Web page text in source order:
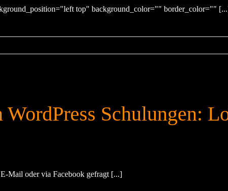
top" background_color="" border_color=""
WordPress Schulungen:
Mail oder via Facebook gefragt [...]